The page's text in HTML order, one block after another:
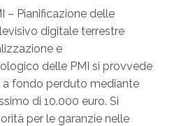
– Pianificazione delle
digitale terrestre
e
delle PMI si provvede
a fondo perduto mediante
di 10.000 euro. Si
per le garanzie nelle